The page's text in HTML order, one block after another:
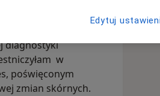
w Lyonie (Francja),
diagnostyki
w
poświęconym
zmian skórnych.
Edytuj